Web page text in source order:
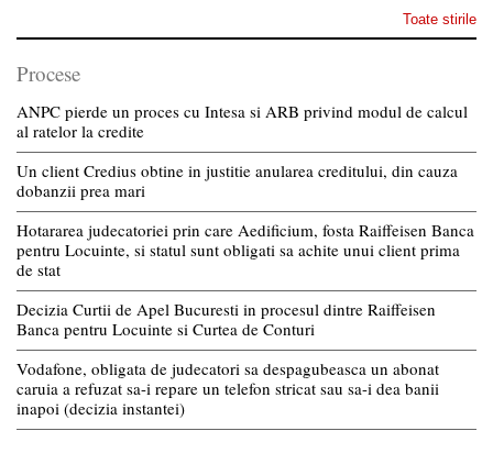
Toate stirile
Procese
ANPC pierde un proces cu Intesa si ARB privind modul de calcul
al ratelor la credite
Un client Credius obtine in justitie anularea creditului, din cauza
dobanzii prea mari
Hotararea judecatoriei prin care Aedificium, fosta Raiffeisen Banca
pentru Locuinte, si statul sunt obligati sa achite unui client prima
de stat
Decizia Curtii de Apel Bucuresti in procesul dintre Raiffeisen
Banca pentru Locuinte si Curtea de Conturi
Vodafone, obligata de judecatori sa despagubeasca un abonat
caruia a refuzat sa-i repare un telefon stricat sau sa-i dea banii
inapoi (decizia instantei)